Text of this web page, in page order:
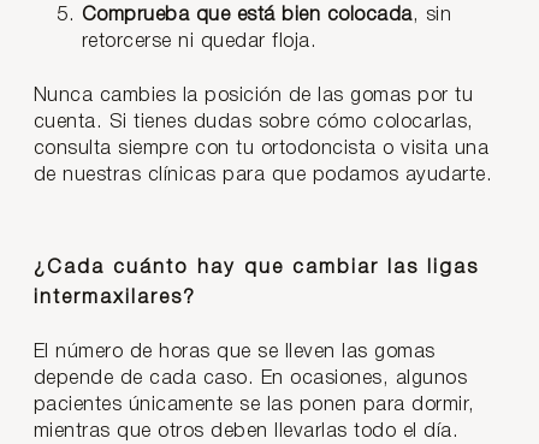
Comprueba que está bien colocada, sin
retorcerse ni quedar floja.
Nunca cambies la posición de las gomas por tu
cuenta. Si tienes dudas sobre cómo colocarlas,
consulta siempre con tu ortodoncista o visita una
de nuestras clínicas para que podamos ayudarte.
¿Cada cuánto hay que cambiar las ligas
intermaxilares?
El número de horas que se lleven las gomas
depende de cada caso. En ocasiones, algunos
pacientes únicamente se las ponen para dormir,
mientras que otros deben llevarlas todo el día.